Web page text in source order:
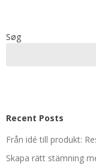
Søg
Recent Posts
Från idé till produkt:
Skapa rätt stämning